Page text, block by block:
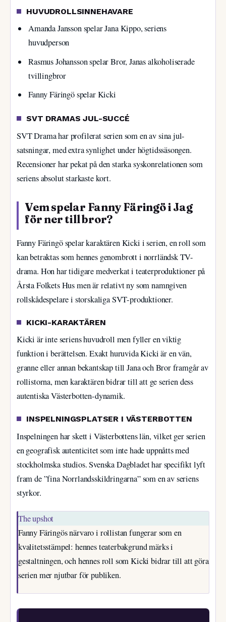
HUVUDROLLSINNEHAVARE
Amanda Jansson spelar Jana Kippo, seriens
huvudperson
Rasmus Johansson spelar Bror, Janas alkoholiserade
tvillingbror
Fanny Färingö spelar Kicki
SVT DRAMAS JUL-SUCCÉ
SVT Drama har profilerat serien som en av sina jul-
satsningar, med extra synlighet under högtidssäsongen.
Recensioner har pekat på den starka syskonrelationen som
seriens absolut starkaste kort.
Vem spelar Fanny Färingö i Jag
för ner till bror?
Fanny Färingö spelar karaktären Kicki i serien, en roll som
kan betraktas som hennes genombrott i norrländsk TV-
drama. Hon har tidigare medverkat i teaterproduktioner på
Årsta Folkets Hus men är relativt ny som namngiven
rollskådespelare i storskaliga SVT-produktioner.
KICKI-KARAKTÄREN
Kicki är inte seriens huvudroll men fyller en viktig
funktion i berättelsen. Exakt huruvida Kicki är en vän,
granne eller annan bekantskap till Jana och Bror framgår av
rollistorna, men karaktären bidrar till att ge serien dess
autentiska Västerbotten-dynamik.
INSPELNINGSPLATSER I VÄSTERBOTTEN
Inspelningen har skett i Västerbottens län, vilket ger serien
en geografisk autenticitet som inte hade uppnåtts med
stockholmska studios. Svenska Dagbladet har specifikt lyft
fram de ”fina Norrlandsskildringarna” som en av seriens
styrkor.
The upshot
Fanny Färingös närvaro i rollistan fungerar som en
kvalitetsstämpel: hennes teaterbakgrund märks i
gestaltningen, och hennes roll som Kicki bidrar till att göra
serien mer njutbar för publiken.